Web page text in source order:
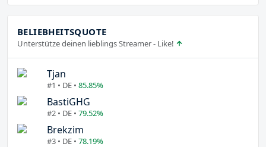
BELIEBHEITSQUOTE
Unterstütze deinen lieblings Streamer - Like!
Tjan
#1 • DE • 85.85%
BastiGHG
#2 • DE • 79.52%
Brekzim
#3 • DE • 78.19%